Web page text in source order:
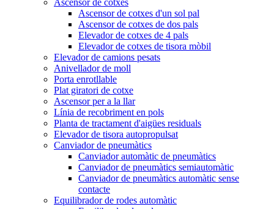
Ascensor de cotxes
Ascensor de cotxes d'un sol pal
Ascensor de cotxes de dos pals
Elevador de cotxes de 4 pals
Elevador de cotxes de tisora ​​mòbil
Elevador de camions pesats
Anivellador de moll
Porta enrotllable
Plat giratori de cotxe
Ascensor per a la llar
Línia de recobriment en pols
Planta de tractament d'aigües residuals
Elevador de tisora ​​autopropulsat
Canviador de pneumàtics
Canviador automàtic de pneumàtics
Canviador de pneumàtics semiautomàtic
Canviador de pneumàtics automàtic sense
contacte
Equilibrador de rodes automàtic